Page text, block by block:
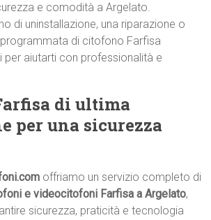
e comodità a Argelato.
di uninstallazione, una riparazione o
di citofono Farfisa
per aiutarti con professionalità e
di ultima
per una sicurezza
offriamo un servizio completo di
e videocitofoni Farfisa a Argelato,
sicurezza, praticità e tecnologia